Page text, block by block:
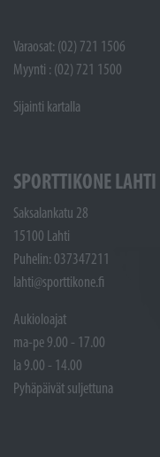
Varaosat: (02) 721 1506
Myynti : (02) 721 1500
Sijainti kartalla
SPORTTIKONE LAHTI
Saksalankatu 28
15100 Lahti
Puhelin: 037347211
lahti@sporttikone.fi
Aukioloajat
ma-pe 9.00 - 17.00
la 9.00 - 14.00
Pyhäpäivät suljettuna